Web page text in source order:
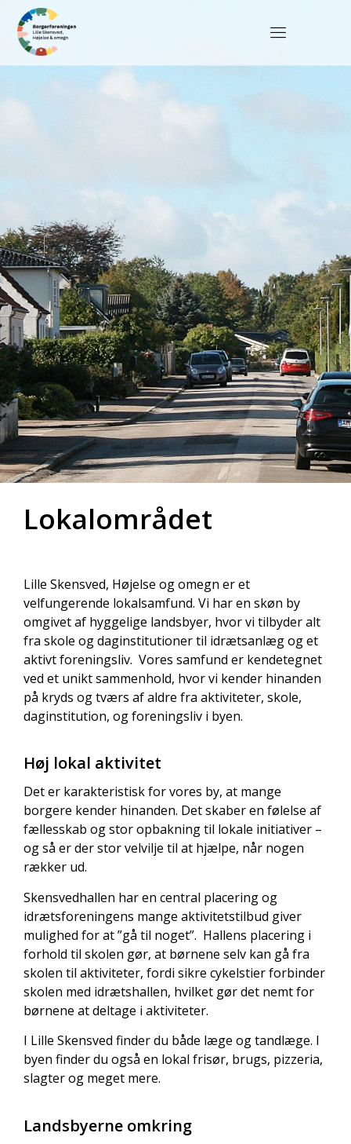
Lokalområdet
Lille Skensved, Højelse og omegn er et
velfungerende lokalsamfund. Vi har en skøn by
omgivet af hyggelige landsbyer, hvor vi tilbyder alt
fra skole og daginstitutioner til idrætsanlæg og et
aktivt foreningsliv. Vores samfund er kendetegnet
ved et unikt sammenhold, hvor vi kender hinanden
på kryds og tværs af aldre fra aktiviteter, skole,
daginstitution, og foreningsliv i byen.
Høj lokal aktivitet
Det er karakteristisk for vores by, at mange
borgere kender hinanden. Det skaber en følelse af
fællesskab og stor opbakning til lokale initiativer –
og så er der stor velvilje til at hjælpe, når nogen
rækker ud.
Skensvedhallen har en central placering og
idrætsforeningens mange aktivitetstilbud giver
mulighed for at ”gå til noget”. Hallens placering i
forhold til skolen gør, at børnene selv kan gå fra
skolen til aktiviteter, fordi sikre cykelstier forbinder
skolen med idrætshallen, hvilket gør det nemt for
børnene at deltage i aktiviteter.
I Lille Skensved finder du både læge og tandlæge. I
byen finder du også en lokal frisør, brugs, pizzeria,
slagter og meget mere.
Landsbyerne omkring